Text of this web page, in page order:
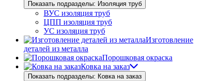
Показать подразделы: Изоляция труб
ВУС изоляция труб
ЦПП изоляция труб
УС изоляция труб
Изготовление
деталей из металла
Порошковая окраска
Ковка на заказ
Показать подразделы: Ковка на заказ